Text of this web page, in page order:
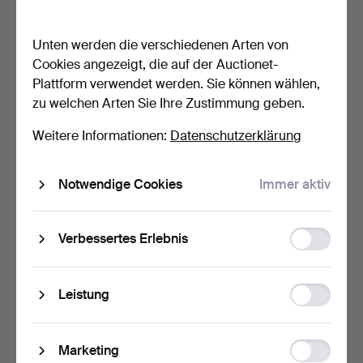
MIT SCHUBLADEN AUS
27 USD
AUS KIEFER.
Unten werden die verschiedenen Arten von
Cookies angezeigt, die auf der Auctionet-
Plattform verwendet werden. Sie können wählen,
zu welchen Arten Sie Ihre Zustimmung geben.
Weitere Informationen: Datenschutzerklärung
Notwendige Cookies Immer aktiv
Verbessertes Erlebnis
storage
Leistung
storage
Marketing
Ad